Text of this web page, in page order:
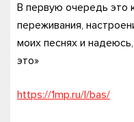
В первую очередь это
переживания,
моих песнях и
это»
https://1mp.ru/l/bas/